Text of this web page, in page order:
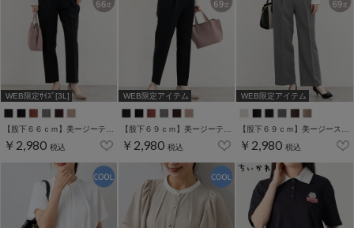
WEB限定ｻｲｽﾞ[3L]
￥2,980 税込
WEB限定アイテム
￥2,980 税込
WEB限定アイテム
￥2,980 税込